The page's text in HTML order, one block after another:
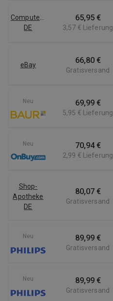
Computersalg
DE
65,95 €
3,57 € Lieferung
eBay 66,80 €
Gratisversand
Neu 69,99 €
5,95 € Lieferung
Neu 70,94 €
2,99 € Lieferung
Shop-
Apotheke
DE
80,07 €
Gratisversand
Neu 89,99 €
Gratisversand
Neu 89,99 €
Gratisversand